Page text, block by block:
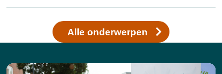
Alle onderwerpen